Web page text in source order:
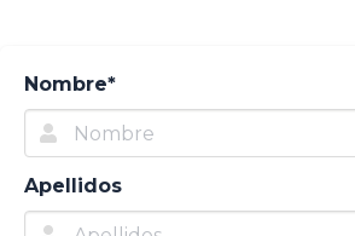
Nombre*
Apellidos